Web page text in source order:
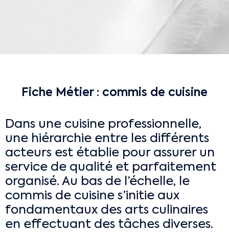
Fiche Métier : commis de cuisine
Dans une cuisine professionnelle,
une hiérarchie entre les différents
acteurs est établie pour assurer un
service de qualité et parfaitement
organisé. Au bas de l’échelle, le
commis de cuisine s’initie aux
fondamentaux des arts culinaires
en effectuant des tâches diverses.